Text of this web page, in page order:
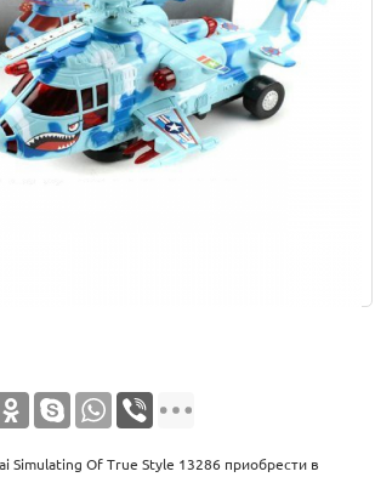
Simulating Of True Style 13286 приобрести в